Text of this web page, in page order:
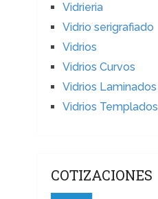
Vidrieria
Vidrio serigrafiado
Vidrios
Vidrios Curvos
Vidrios Laminados
Vidrios Templados
COTIZACIONES